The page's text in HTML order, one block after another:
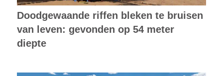
Doodgewaande riffen bleken te bruisen
van leven: gevonden op 54 meter
diepte